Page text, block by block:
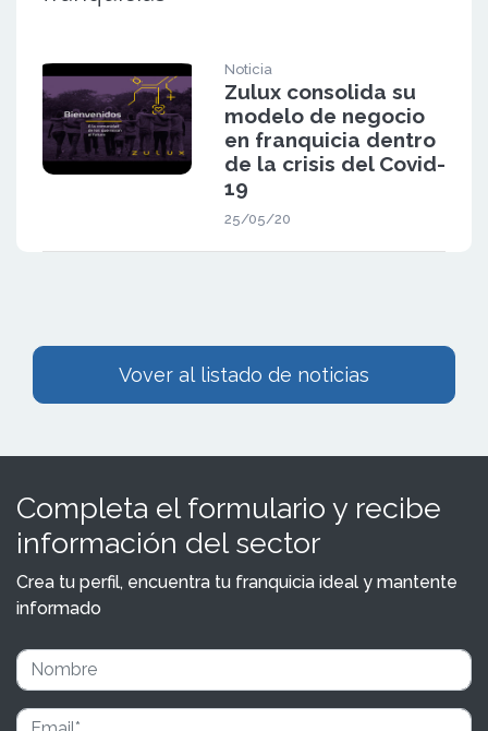
Noticia
Zulux consolida su
modelo de negocio
en franquicia dentro
de la crisis del Covid-
19
25/05/20
Vover al listado de noticias
Completa el formulario y recibe
información del sector
Crea tu perfil, encuentra tu franquicia ideal y mantente
informado